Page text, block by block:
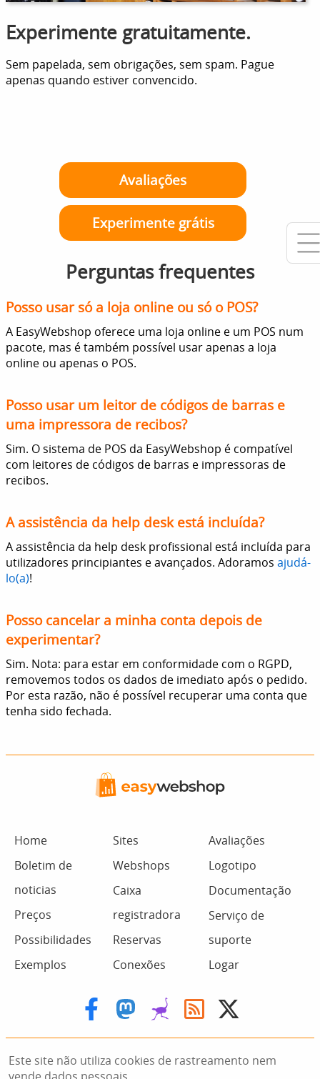
Experimente gratuitamente.
Sem papelada, sem obrigações, sem spam. Pague
apenas quando estiver convencido.
Avaliações
Experimente grátis
Perguntas frequentes
Posso usar só a loja online ou só o POS?
A EasyWebshop oferece uma loja online e um POS num
pacote, mas é também possível usar apenas a loja
online ou apenas o POS.
Posso usar um leitor de códigos de barras e
uma impressora de recibos?
Sim. O sistema de POS da EasyWebshop é compatível
com leitores de códigos de barras e impressoras de
recibos.
A assistência da help desk está incluída?
A assistência da help desk profissional está incluída para
utilizadores principiantes e avançados. Adoramos ajudá-
lo(a)!
Posso cancelar a minha conta depois de
experimentar?
Sim. Nota: para estar em conformidade com o RGPD,
removemos todos os dados de imediato após o pedido.
Por esta razão, não é possível recuperar uma conta que
tenha sido fechada.
Home
Boletim de
noticias
Preços
Possibilidades
Exemplos
Sites
Webshops
Caixa
registradora
Reservas
Conexões
Avaliações
Logotipo
Documentação
Serviço de
suporte
Logar
Este site não utiliza cookies de rastreamento nem